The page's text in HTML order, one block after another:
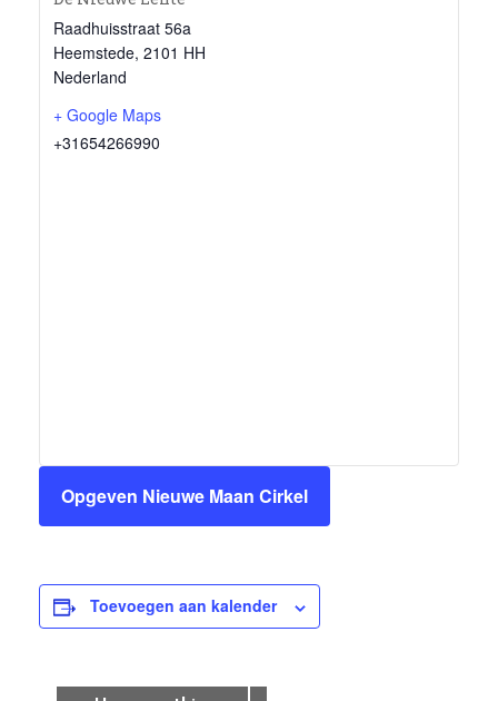
Raadhuisstraat 56a
Heemstede, 2101 HH
Nederland
+ Google Maps
+31654266990
Opgeven Nieuwe Maan Cirkel
Toevoegen aan kalender